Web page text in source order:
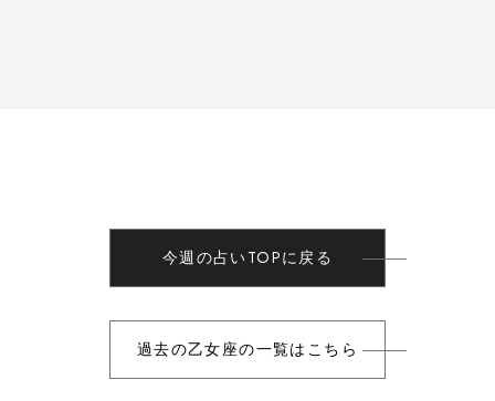
今週の占いTOPに戻る
過去の乙女座の一覧はこちら